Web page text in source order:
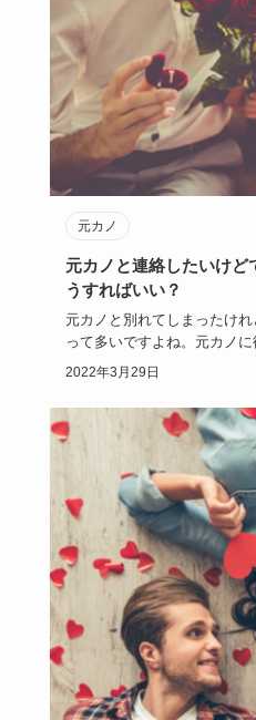
元カノ
元カノと連絡したいけど
うすればいい？
元カノと別れてしまったけ
って多いですよね。元カノ
時はいったいど…
2022年3月29日